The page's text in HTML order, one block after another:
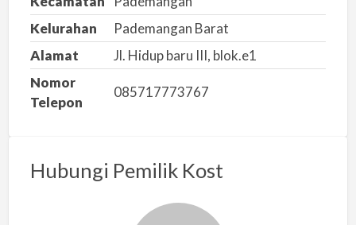
Kelurahan
Pademangan Barat
Alamat
Jl. Hidup baru III, blok.e1
Nomor
Telepon
085717773767
Hubungi Pemilik Kost